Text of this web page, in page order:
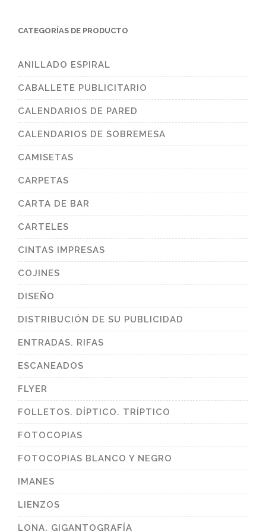
CATEGORÍAS DE PRODUCTO
ANILLADO ESPIRAL
CABALLETE PUBLICITARIO
CALENDARIOS DE PARED
CALENDARIOS DE SOBREMESA
CAMISETAS
CARPETAS
CARTA DE BAR
CARTELES
CINTAS IMPRESAS
COJINES
DISEÑO
DISTRIBUCIÓN DE SU PUBLICIDAD
ENTRADAS. RIFAS
ESCANEADOS
FLYER
FOLLETOS. DÍPTICO. TRÍPTICO
FOTOCOPIAS
FOTOCOPIAS BLANCO Y NEGRO
IMANES
LIENZOS
LONA. GIGANTOGRAFÍA